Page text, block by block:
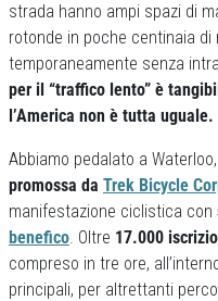
strada hanno ampi spazi di
rotonde in poche centinaia
temporaneamente senza
per il “traffico lento” è
l’America non è tutta uguale.
Abbiamo pedalato a
promossa da Trek Bicycle
manifestazione ciclistica con
benefico. Oltre 17.000
compreso in tre ore,
principali, per altrettanti